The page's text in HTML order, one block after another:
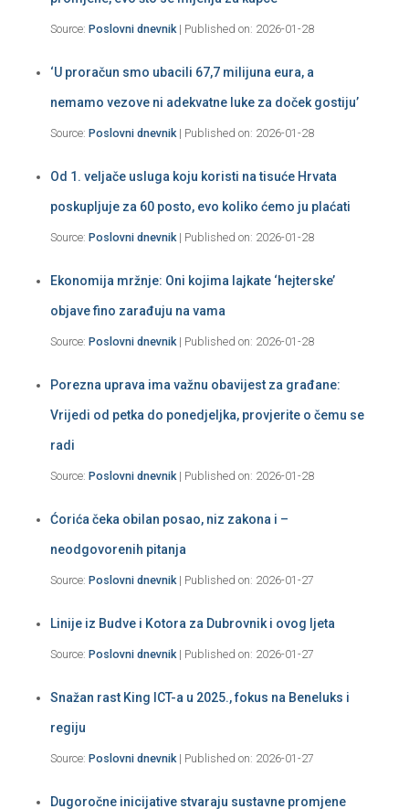
Source: Poslovni dnevnik Published on: 2026-01-28
‘U proračun smo ubacili 67,7 milijuna eura, a
nemamo vezove ni adekvatne luke za doček gostiju’
Source: Poslovni dnevnik Published on: 2026-01-28
Od 1. veljače usluga koju koristi na tisuće Hrvata
poskupljuje za 60 posto, evo koliko ćemo ju plaćati
Source: Poslovni dnevnik Published on: 2026-01-28
Ekonomija mržnje: Oni kojima lajkate ‘hejterske’
objave fino zarađuju na vama
Source: Poslovni dnevnik Published on: 2026-01-28
Porezna uprava ima važnu obavijest za građane:
Vrijedi od petka do ponedjeljka, provjerite o čemu se
radi
Source: Poslovni dnevnik Published on: 2026-01-28
Ćorića čeka obilan posao, niz zakona i –
neodgovorenih pitanja
Source: Poslovni dnevnik Published on: 2026-01-27
Linije iz Budve i Kotora za Dubrovnik i ovog ljeta
Source: Poslovni dnevnik Published on: 2026-01-27
Snažan rast King ICT-a u 2025., fokus na Beneluks i
regiju
Source: Poslovni dnevnik Published on: 2026-01-27
Dugoročne inicijative stvaraju sustavne promjene